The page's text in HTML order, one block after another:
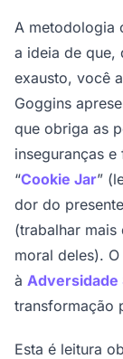
A metodologia
a ideia de que,
exausto, você
Goggins
que obriga as
inseguranças
“Cookie Jar”
dor do
(trabalhar
moral deles).
à Adversidade
transformação
Esta é leitura